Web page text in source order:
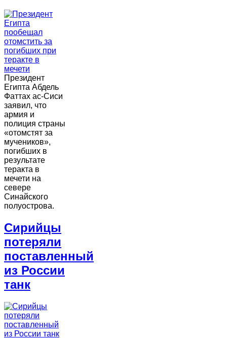
Президент
Египта Абдель
Фаттах ас-Сиси
заявил, что
армия и
полиция страны
«отомстят за
мучеников»,
погибших в
результате
теракта в
мечети на
севере
Синайского
полуострова.
Сирийцы
потеряли
поставленный
из России
танк